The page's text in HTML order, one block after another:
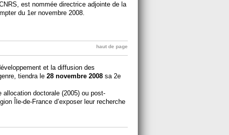
est nommée directrice adjointe de la
du 1er novembre 2008.
haut de page
et la diffusion des
tiendra le 28 novembre 2008 sa 2e
doctorale (2005) ou post-
Île-de-France d’exposer leur recherche